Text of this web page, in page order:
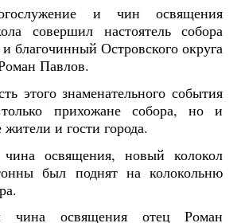
и чин освящения
совершил настоятель собора
благочинный Островского округа
Павлов.
этого знаменательного события
прихожане собора, но и
и гости города.
освящения, новый колокол
был поднят на колокольню
чина освящения отец Роман